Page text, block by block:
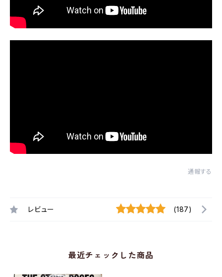
通報する
レビュー (187)
最近チェックした商品